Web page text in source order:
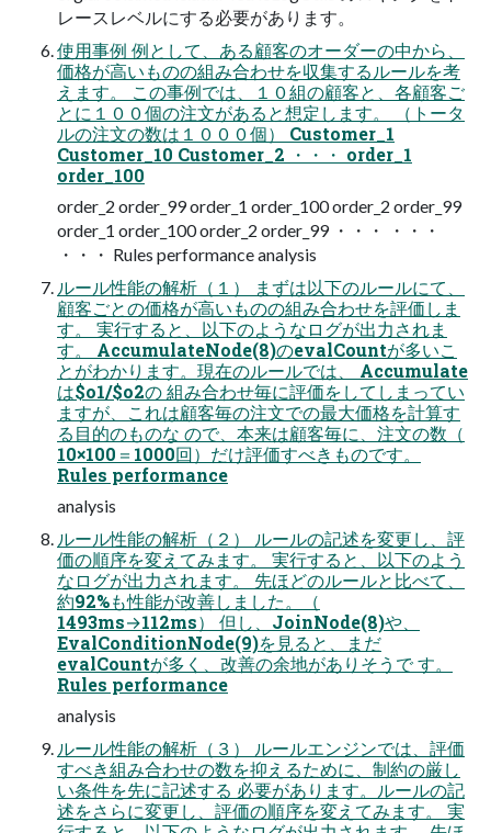
レースレベルにする必要があります。
使用事例 例として、ある顧客のオーダーの中から、
価格が高いものの組み合わせを収集するルールを考
えます。 この事例では、１０組の顧客と、各顧客ご
とに１００個の注文があると想定します。 （トータ
ルの注文の数は１０００個） Customer_1
Customer_10 Customer_2 ・・・ order_1
order_100
order_2 order_99 order_1 order_100 order_2 order_99
order_1 order_100 order_2 order_99 ・・・ ・・・
・・・ Rules performance analysis
ルール性能の解析（１） まずは以下のルールにて、
顧客ごとの価格が高いものの組み合わせを評価しま
す。 実行すると、以下のようなログが出力されま
す。 AccumulateNode(8)のevalCountが多いこ
とがわかります。現在のルールでは、 Accumulate
は$o1/$o2の 組み合わせ毎に評価をしてしまってい
ますが、これは顧客毎の注文での最大価格を計算す
る目的のものな ので、本来は顧客毎に、注文の数（
10×100＝1000回）だけ評価すべきものです。
Rules performance
analysis
ルール性能の解析（２） ルールの記述を変更し、評
価の順序を変えてみます。 実行すると、以下のよう
なログが出力されます。 先ほどのルールと比べて、
約92%も性能が改善しました。（
1493ms→112ms） 但し、JoinNode(8)や、
EvalConditionNode(9)を見ると、まだ
evalCountが多く、改善の余地がありそうで す。
Rules performance
analysis
ルール性能の解析（３） ルールエンジンでは、評価
すべき組み合わせの数を抑えるために、制約の厳し
い条件を先に記述する 必要があります。ルールの記
述をさらに変更し、評価の順序を変えてみます。 実